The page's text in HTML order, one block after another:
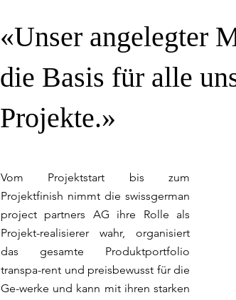
«Unser angelegter
die Basis für alle
Projekte.»
Vom Projektstart bis zum
Projektfinish nimmt die swissgerman
project partners AG ihre Rolle als
Projekt-realisierer wahr, organisiert
das gesamte Produktportfolio
transpa-rent und preisbewusst für die
Ge-werke und kann mit ihren starken